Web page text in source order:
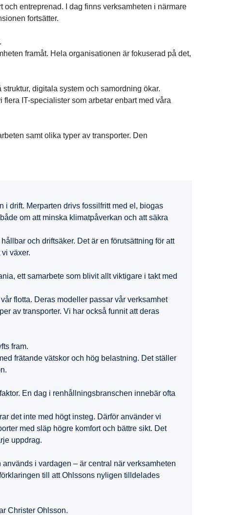
entreprenad. I dag finns verksamheten i närmare
fortsätter.
framåt. Hela organisationen är fokuserad på det,
digitala system och samordning ökar.
IT-specialister som arbetar enbart med våra
samt olika typer av transporter. Den
i drift. Merparten drivs fossilfritt med el, biogas
om att minska klimatpåverkan och att säkra
och driftsäker. Det är en förutsättning för att
växer.
ett samarbete som blivit allt viktigare i takt med
flotta. Deras modeller passar vår verksamhet
av transporter. Vi har också funnit att deras
fram.
frätande vätskor och hög belastning. Det ställer
En dag i renhållningsbranschen innebär ofta
det inte med högt insteg. Därför använder vi
med släp högre komfort och bättre sikt. Det
uppdrag.
i vardagen – är central när verksamheten
till att Ohlssons nyligen tilldelades
Christer Ohlsson.